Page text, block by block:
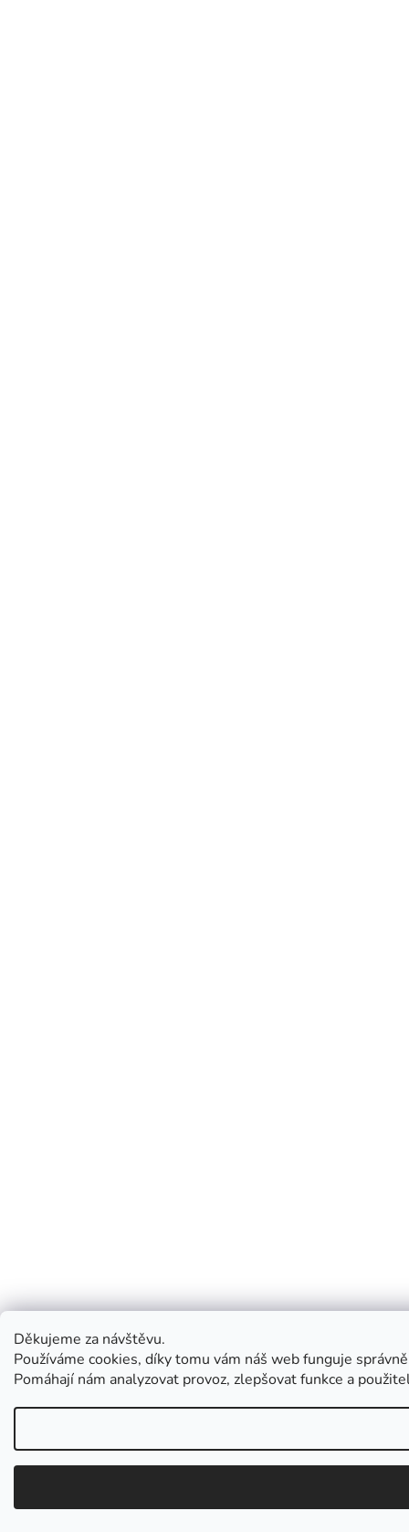
Děkujeme za návštěvu.
Používáme cookies, díky tomu vám náš web funguje
Pomáhají nám analyzovat provoz, zlepšovat funkce a